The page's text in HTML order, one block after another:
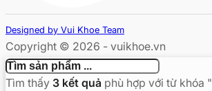
Designed by Vui Khoe Team
Copyright © 2026 - vuikhoe.vn
Tìm thấy 3 kết quả phù hợp với từ khóa "